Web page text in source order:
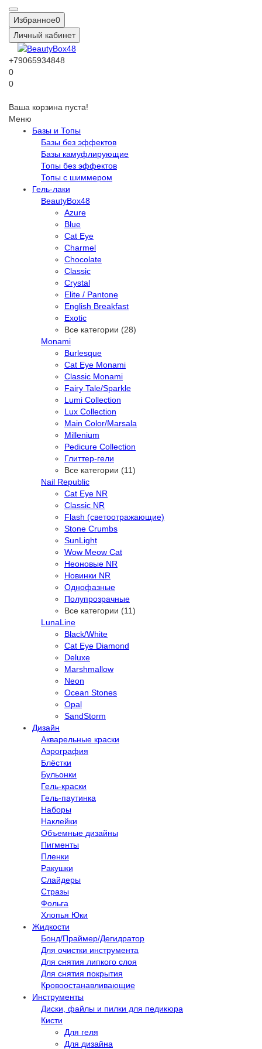
Избранное0
Личный кабинет
+79065934848
0
0
Ваша корзина пуста!
Меню
Базы и Топы
Базы без эффектов
Базы камуфлирующие
Топы без эффектов
Топы с шиммером
Гель-лаки
BeautyBox48
Azure
Blue
Cat Eye
Charmel
Chocolate
Classic
Crystal
Elite / Pantone
English Breakfast
Exotic
Все категории (28)
Monami
Burlesque
Cat Eye Monami
Classic Monami
Fairy Tale/Sparkle
Lumi Collection
Lux Collection
Main Color/Marsala
Millenium
Pedicure Collection
Глиттер-гели
Все категории (11)
Nail Republic
Cat Eye NR
Classic NR
Flash (светоотражающие)
Stone Crumbs
SunLight
Wow Meow Cat
Неоновые NR
Новинки NR
Однофазные
Полупрозрачные
Все категории (11)
LunaLine
Black/White
Cat Eye Diamond
Deluxe
Marshmallow
Neon
Ocean Stones
Opal
SandStorm
Дизайн
Акварельные краски
Аэрография
Блёстки
Бульонки
Гель-краски
Гель-паутинка
Наборы
Наклейки
Объемные дизайны
Пигменты
Пленки
Ракушки
Слайдеры
Стразы
Фольга
Хлопья Юки
Жидкости
Бонд/Праймер/Дегидратор
Для очистки инструмента
Для снятия липкого слоя
Для снятия покрытия
Кровоостанавливающие
Инструменты
Диски, файлы и пилки для педикюра
Кисти
Для геля
Для дизайна